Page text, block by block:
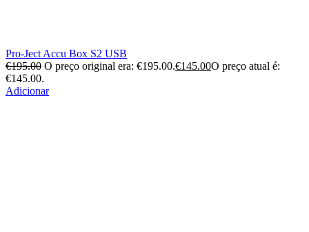
Pro-Ject Accu Box S2 USB
€195.00 O preço original era: €195.00.€145.00O preço atual é:
€145.00.
Adicionar